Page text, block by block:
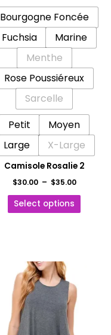
Bourgogne Foncée
Fuchsia
Marine
Menthe
Rose Poussiéreux
Sarcelle
Petit
Moyen
Large
X-Large
Camisole Rosalie 2
$30.00 – $35.00
Select options
sur
la
du
produit